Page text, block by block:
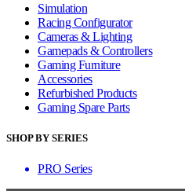
Simulation
Racing Configurator
Cameras & Lighting
Gamepads & Controllers
Gaming Furniture
Accessories
Refurbished Products
Gaming Spare Parts
SHOP BY SERIES
PRO Series